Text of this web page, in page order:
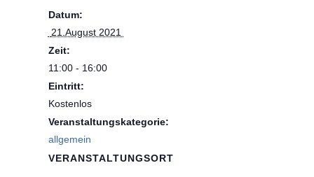
Datum:
21.August 2021
Zeit:
11:00 - 16:00
Eintritt:
Kostenlos
Veranstaltungskategorie:
allgemein
VERANSTALTUNGSORT